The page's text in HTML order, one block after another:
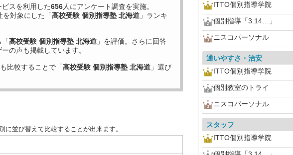
スを利用した656人にアンケート調査を実施。
を対象にした「高校受験 個別指導塾 北海道 」ランキ
高校受験 個別指導塾 北海道 」を評価。さらに回答
の声も掲載しています。
比較することで「高校受験 個別指導塾 北海道 」選び
並び替えて比較することが出来ます。
ITTO個別指導学院
個別指導「3.14…」
ニスコパーソナル
通いやすさ・治安
ITTO個別指導学院
個別教室のトライ
ニスコパーソナル
スタッフ
ITTO個別指導学院